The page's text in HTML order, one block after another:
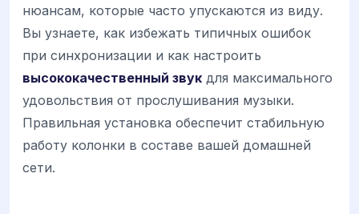
нюансам, которые часто упускаются из виду.
Вы узнаете, как избежать типичных ошибок
при синхронизации и как настроить
высококачественный звук для максимального
удовольствия от прослушивания музыки.
Правильная установка обеспечит стабильную
работу колонки в составе вашей домашней
сети.